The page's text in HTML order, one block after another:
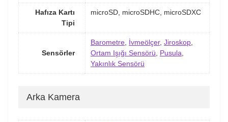
Hafıza Kartı
Tipi
microSD, microSDHC, microSDXC
Sensörler
Barometre, İvmeölçer, Jiroskop,
Ortam Işığı Sensörü, Pusula,
Yakınlık Sensörü
Arka Kamera